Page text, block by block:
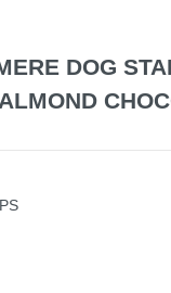
DOG